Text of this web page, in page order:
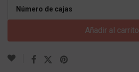
Número de cajas
Añadir al carrito